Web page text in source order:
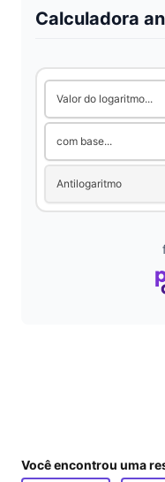
Calculadora
Valor do logaritmo...
com base...
Antilogaritmo
Você encontrou uma